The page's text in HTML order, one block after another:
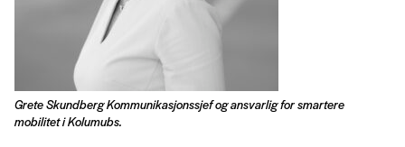
Grete Skundberg Kommunikasjonssjef og ansvarlig for smartere
mobilitet i Kolumubs.